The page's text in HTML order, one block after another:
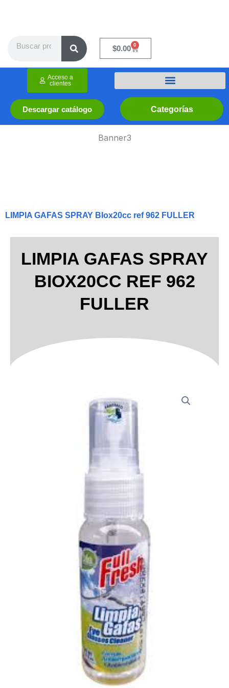
$0.00 0
Cart
Categorías
Descargar catálogo
Acceso a
clientes
Banner3
LIMPIA GAFAS SPRAY BIox20cc ref 962 FULLER
LIMPIA GAFAS SPRAY
BIOX20CC REF 962
FULLER